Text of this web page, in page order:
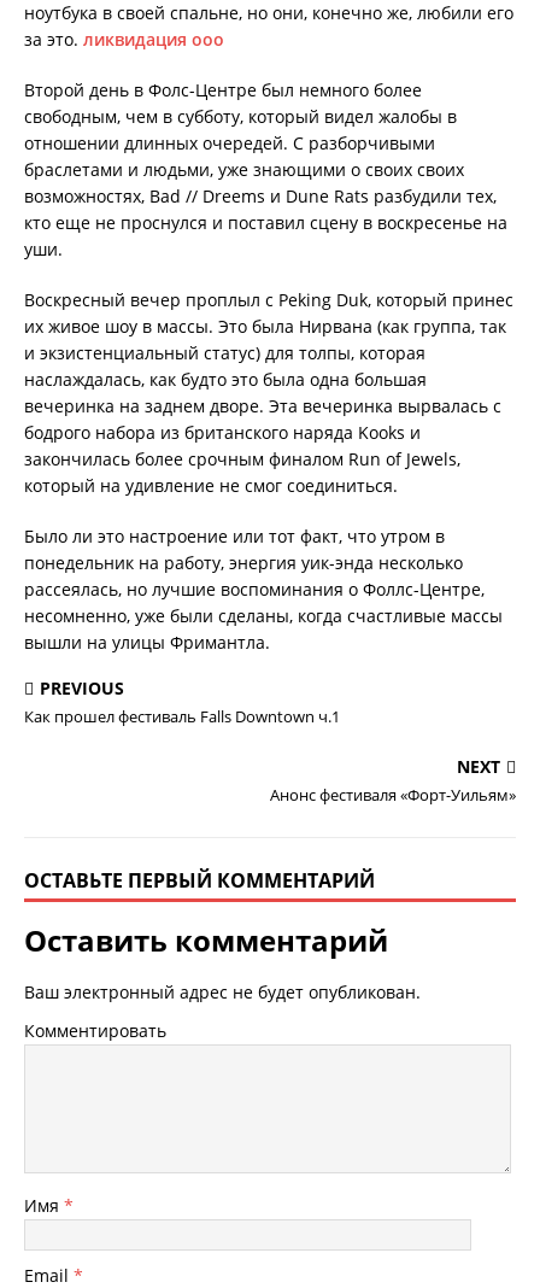
ноутбука в своей спальне, но они, конечно же, любили его
за это. ликвидация ооо
Второй день в Фолс-Центре был немного более
свободным, чем в субботу, который видел жалобы в
отношении длинных очередей. С разборчивыми
браслетами и людьми, уже знающими о своих своих
возможностях, Bad // Dreems и Dune Rats разбудили тех,
кто еще не проснулся и поставил сцену в воскресенье на
уши.
Воскресный вечер проплыл с Peking Duk, который принес
их живое шоу в массы. Это была Нирвана (как группа, так
и экзистенциальный статус) для толпы, которая
наслаждалась, как будто это была одна большая
вечеринка на заднем дворе. Эта вечеринка вырвалась с
бодрого набора из британского наряда Kooks и
закончилась более срочным финалом Run of Jewels,
который на удивление не смог соединиться.
Было ли это настроение или тот факт, что утром в
понедельник на работу, энергия уик-энда несколько
рассеялась, но лучшие воспоминания о Фоллс-Центре,
несомненно, уже были сделаны, когда счастливые массы
вышли на улицы Фримантла.
PREVIOUS
Как прошел фестиваль Falls Downtown ч.1
NEXT
Анонс фестиваля «Форт-Уильям»
ОСТАВЬТЕ ПЕРВЫЙ КОММЕНТАРИЙ
Оставить комментарий
Ваш электронный адрес не будет опубликован.
Комментировать
Имя *
Email *